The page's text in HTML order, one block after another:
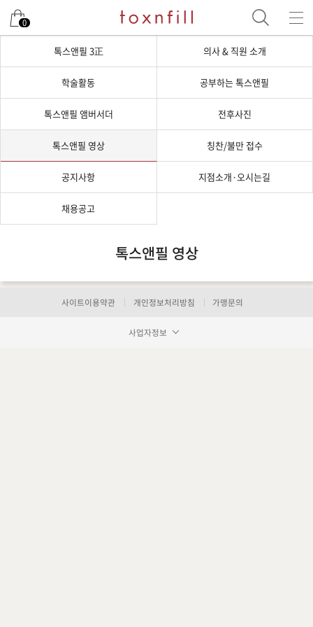
0
톡스앤필 3正 의사 & 직원 소개
학술활동 공부하는 톡스앤필
톡스앤필 앰버서더 전후사진
톡스앤필 영상 칭찬/불만 접수
공지사항 지점소개·오시는길
채용공고
톡스앤필 영상
사이트이용약관 개인정보처리방침 가맹문의
사업자정보